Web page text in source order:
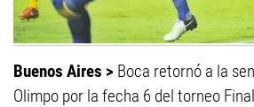
Buenos Aires > Boca retornó a la
Olimpo por la fecha 6 del torneo